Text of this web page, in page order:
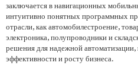
заключается в навигационных
интуитивно понятных программных
отрасли, как автомобилестроение,
электроника, полупроводники и
решения для надежной
эффективности и росту бизнеса.